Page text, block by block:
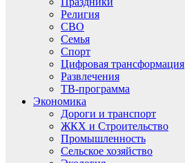
Религия
СВО
Семья
Спорт
Цифровая трансформация
Развлечения
ТВ-программа
Экономика
Дороги и транспорт
ЖКХ и Строительство
Промышленность
Сельское хозяйство